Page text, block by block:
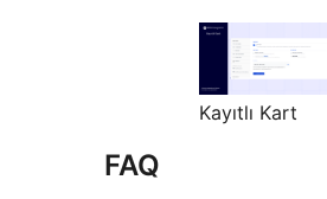
Kayıtlı Kart
FAQ